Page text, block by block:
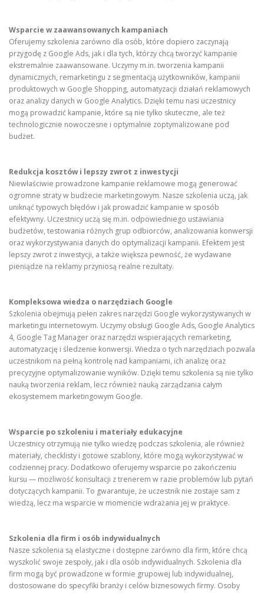
Wsparcie w zaawansowanych kampaniach
Oferujemy szkolenia zarówno dla osób, które dopiero zaczynają
przygodę z Google Ads, jak i dla tych, którzy chcą tworzyć kampanie
ekstremalnie zaawansowane. Uczymy m.in. tworzenia kampanii
dynamicznych, remarketingu z segmentacją użytkowników, kampanii
produktowych w Google Shopping, automatyzacji działań reklamowych
oraz analizy danych w Google Analytics. Dzięki temu nasi uczestnicy
mogą prowadzić kampanie, które są nie tylko skuteczne, ale też
technologicznie nowoczesne i optymalnie zoptymalizowane pod
budżet.
Redukcja kosztów i lepszy zwrot z inwestycji
Niewłaściwie prowadzone kampanie reklamowe mogą generować
ogromne straty w budżecie marketingowym. Nasze szkolenia uczą, jak
uniknąć typowych błędów i jak prowadzić kampanie w sposób
efektywny. Uczestnicy uczą się m.in. odpowiedniego ustawiania
budżetów, testowania różnych grup odbiorców, analizowania konwersji
oraz wykorzystywania danych do optymalizacji kampanii. Efektem jest
lepszy zwrot z inwestycji, a także większa pewność, że wydawane
pieniądze na reklamy przyniosą realne rezultaty.
Kompleksowa wiedza o narzędziach Google
Szkolenia obejmują pełen zakres narzędzi Google wykorzystywanych w
marketingu internetowym. Uczymy obsługi Google Ads, Google Analytics
4, Google Tag Manager oraz narzędzi wspierających remarketing,
automatyzację i śledzenie konwersji. Wiedza o tych narzędziach pozwala
uczestnikom na pełną kontrolę nad kampaniami, ich analizę oraz
precyzyjne optymalizowanie wyników. Dzięki temu szkolenia są nie tylko
nauką tworzenia reklam, lecz również nauką zarządzania całym
ekosystemem marketingowym Google.
Wsparcie po szkoleniu i materiały edukacyjne
Uczestnicy otrzymują nie tylko wiedzę podczas szkolenia, ale również
materiały, checklisty i gotowe szablony, które mogą wykorzystywać w
codziennej pracy. Dodatkowo oferujemy wsparcie po zakończeniu
kursu — możliwość konsultacji z trenerem w razie problemów lub pytań
dotyczących kampanii. To gwarantuje, że uczestnik nie zostaje sam z
wiedzą, lecz ma wsparcie w momencie wdrażania jej w praktyce.
Szkolenia dla firm i osób indywidualnych
Nasze szkolenia są elastyczne i dostępne zarówno dla firm, które chcą
wyszkolić swoje zespoły, jak i dla osób indywidualnych. Szkolenia dla
firm mogą być prowadzone w formie grupowej lub indywidualnej,
dostosowane do specyfiki branży i celów biznesowych firmy. Osoby